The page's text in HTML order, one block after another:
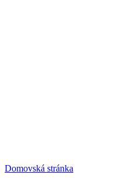
Domovská stránka